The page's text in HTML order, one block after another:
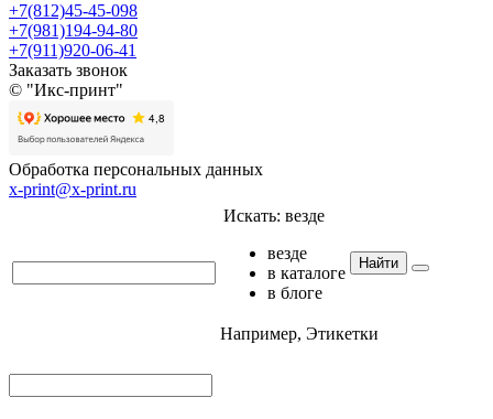
+7(812)45-45-098
+7(981)194-94-80
+7(911)920-06-41
Заказать звонок
© "Икс-принт"
Обработка персональных данных
x-print@x-print.ru
Искать: везде
везде
в каталоге
в блоге
Найти
Например, Этикетки